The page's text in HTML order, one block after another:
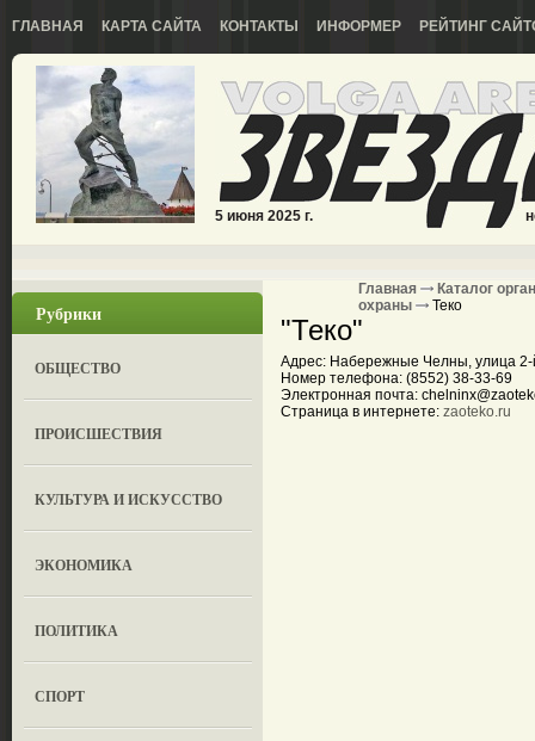
ГЛАВНАЯ КАРТА САЙТА КОНТАКТЫ ИНФОРМЕР РЕЙТИНГ
5 июня 2025 г.
Рубрики
ОБЩЕСТВО
ПРОИСШЕСТВИЯ
КУЛЬТУРА И ИСКУССТВО
ЭКОНОМИКА
ПОЛИТИКА
СПОРТ
Главная
Каталог
охраны
Теко
"Теко"
Адрес: Набережные Челны, улица 2-
Номер телефона: (8552) 38-33-69
Электронная почта:
Страница в интернете: zaoteko.ru